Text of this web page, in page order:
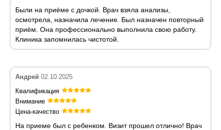
Были на приёме с дочкой. Врач взяла анализы,
осмотрела, назначила лечение. Был назначен повторный
приём. Она профессионально выполнила свою работу.
Клиника запомнилась чистотой.
Андрей 02.10.2025
Квалификация
Внимание
Цена-качество
На приеме был с ребенком. Визит прошел отлично! Врач